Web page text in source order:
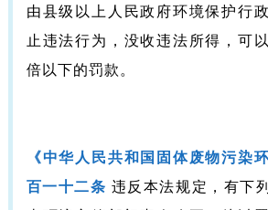
由县级以上人民政府环境保护行
止违法行为，没收违法所得，可
倍以下的罚款。
《中华人民共和国固体废物污染
百一十二条 违反本法规定，有下